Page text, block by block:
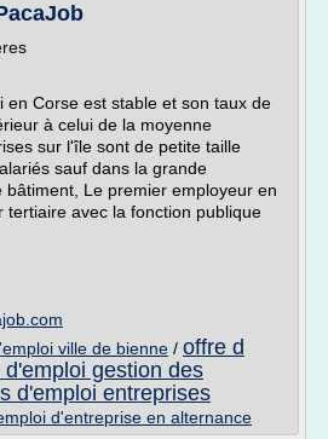
en Corse est stable et son taux de
à celui de la moyenne
sur l'île sont de petite taille
sauf dans la grande
bâtiment, Le premier employeur en
tertiaire avec la fonction publique
ville de bienne / offre d
d'emploi gestion des
d'emploi entreprises
d'entreprise en alternance